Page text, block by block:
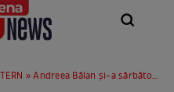
» Andreea Bălan și-a sărbătorit iubitul. Declarația superbă de dragoste pe care i-a făcut-o artista lui Victor Cornea, în ziua în care a împlinit 32 de ani